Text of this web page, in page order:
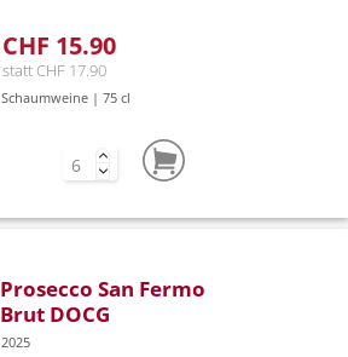
CHF 15.90
statt CHF 17.90
Schaumweine | 75 cl
Prosecco San Fermo
Brut DOCG
2025